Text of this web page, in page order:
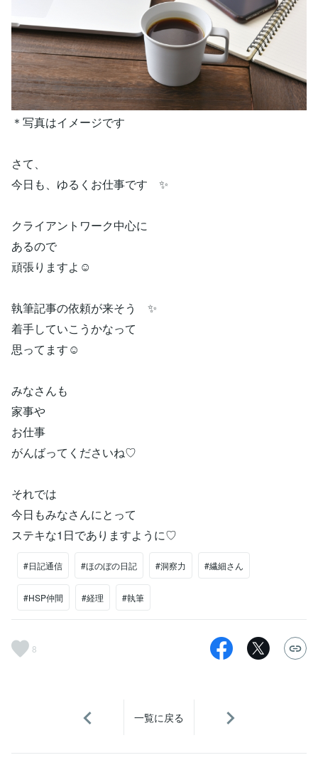
＊写真はイメージです
さて、
今日も、ゆるくお仕事です ✨
クライアントワーク中心に
あるので
頑張りますよ☺️
執筆記事の依頼が来そう ✨
着手していこうかなって
思ってます☺️
みなさんも
家事や
お仕事
がんばってくださいね♡
それでは
今日もみなさんにとって
ステキな1日でありますように♡
#日記通信 #ほのぼの日記 #洞察力 #繊細さん
#HSP仲間 #経理 #執筆
8
一覧に戻る